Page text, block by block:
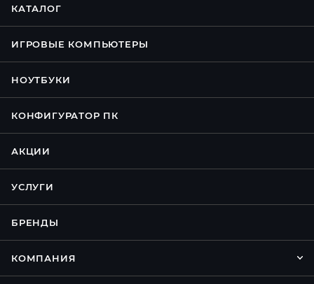
КАТАЛОГ
ИГРОВЫЕ КОМПЬЮТЕРЫ
НОУТБУКИ
КОНФИГУРАТОР ПК
АКЦИИ
УСЛУГИ
БРЕНДЫ
КОМПАНИЯ